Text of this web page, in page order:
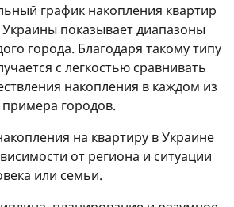
график накопления квартир
Украины показывает диапазоны
города. Благодаря такому типу
с легкостью сравнивать
накопления в каждом из
городов.
на квартиру в Украине
от региона и ситуации
или семьи.